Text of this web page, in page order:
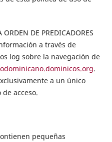
DE PREDICADORES
a través de
log sobre la navegación de
.
a un único
acceso.
pequeñas